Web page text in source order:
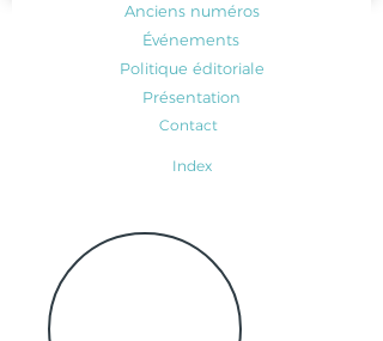
Anciens numéros
Événements
Politique éditoriale
Présentation
Contact
Index